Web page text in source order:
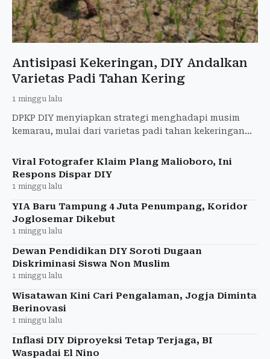
Antisipasi Kekeringan, DIY Andalkan
Varietas Padi Tahan Kering
1 minggu lalu
DPKP DIY menyiapkan strategi menghadapi musim
kemarau, mulai dari varietas padi tahan kekeringan
Viral Fotografer Klaim Plang Malioboro, Ini
Respons Dispar DIY
1 minggu lalu
YIA Baru Tampung 4 Juta Penumpang, Koridor
Joglosemar Dikebut
1 minggu lalu
Dewan Pendidikan DIY Soroti Dugaan
Diskriminasi Siswa Non Muslim
1 minggu lalu
Wisatawan Kini Cari Pengalaman, Jogja Diminta
Berinovasi
1 minggu lalu
Inflasi DIY Diproyeksi Tetap Terjaga, BI
Waspadai El Nino